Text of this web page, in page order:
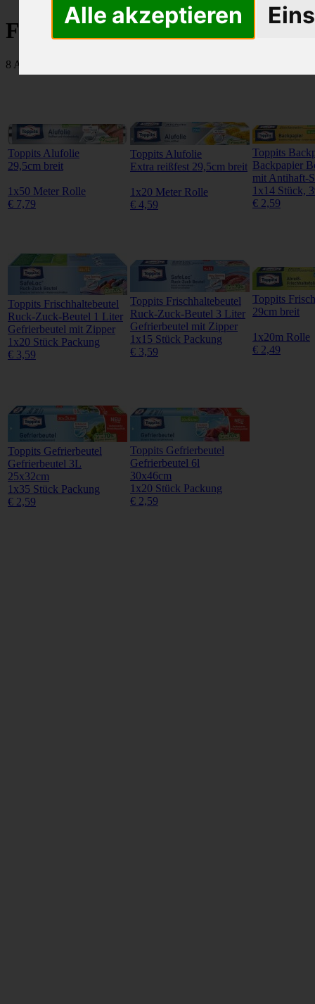
Alle akzeptieren
Folien/Frischhalteprod.
8 Artikel
Toppits Alufolie
29,5cm breit
1x50 Meter Rolle
€ 7,79
Toppits Alufolie
Extra reißfest 29,5cm breit
1x20 Meter Rolle
€ 4,59
Toppits
Backpapier
mit Antihaft-
1x14 Stück,
€ 2,59
Toppits Frischhaltebeutel
Ruck-Zuck-Beutel 1 Liter
Gefrierbeutel mit Zipper
1x20 Stück Packung
€ 3,59
Toppits Frischhaltebeutel
Ruck-Zuck-Beutel 3 Liter
Gefrierbeutel mit Zipper
1x15 Stück Packung
€ 3,59
Toppits
29cm breit
1x20m Rolle
€ 2,49
Toppits Gefrierbeutel
Gefrierbeutel 3L
25x32cm
1x35 Stück Packung
€ 2,59
Toppits Gefrierbeutel
Gefrierbeutel 6l
30x46cm
1x20 Stück Packung
€ 2,59